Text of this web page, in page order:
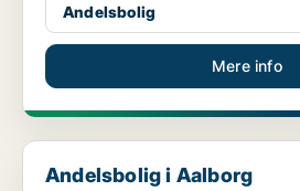
Andelsbolig
Mere info
Andelsbolig i Aalborg
Andelsbolig i Aalborg